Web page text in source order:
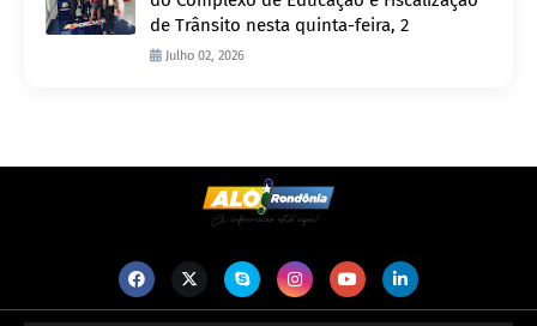
de Trânsito nesta quinta-feira, 2
Julho 02, 2026